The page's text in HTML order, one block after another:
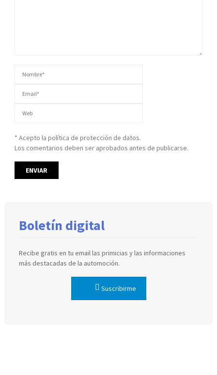
* Acepto la política de protección de datos.
Los comentarios deben ser aprobados antes de publicarse.
Boletín digital
Recibe gratis en tu email las primicias y las informaciones
más destacadas de la automoción.
Suscribirme